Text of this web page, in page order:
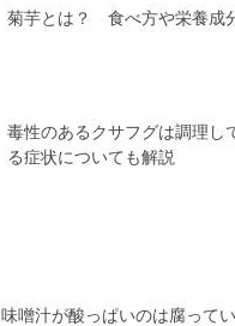
菊芋とは？ 食べ方や栄養成
毒性のあるクサフグは調理し
る症状についても解説
味噌汁が酸っぱいのは腐って